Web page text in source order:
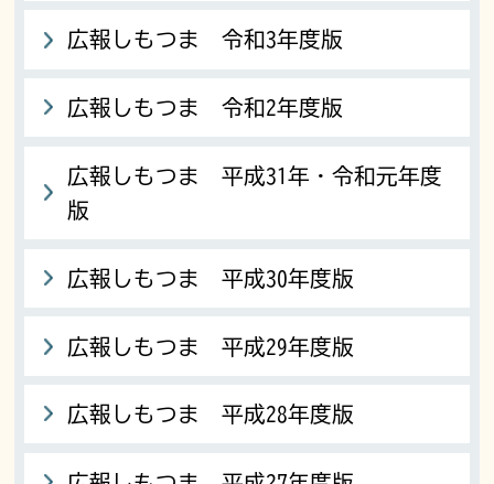
広報しもつま 令和3年度版
広報しもつま 令和2年度版
広報しもつま 平成31年・令和元年度
版
広報しもつま 平成30年度版
広報しもつま 平成29年度版
広報しもつま 平成28年度版